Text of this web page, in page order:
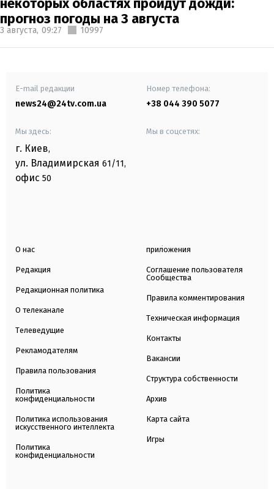
прогноз погоды на 3 августа
3 августа, 09:27 10997
E-mail редакции
news24@24tv.com.ua
Номер телефона:
+38 044 390 5077
Мы здесь:
г. Киев,
ул. Владимирская 61/11,
офис 50
Мы в соцсетях:
О нас
Редакция
Редакционная политика
О телеканале
Телеведущие
Рекламодателям
Правила пользования
Политика
конфиденциальности
Политика использования
искусственного интеллекта
Политика
конфиденциальности
приложения
Соглашение пользователя
Сообщества
Правила комментирования
Техническая информация
Контакты
Вакансии
Структура собственности
Архив
Карта сайта
Игры